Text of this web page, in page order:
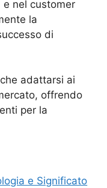
e nel customer
la
di
adattarsi ai
offrendo
per la
e Significato